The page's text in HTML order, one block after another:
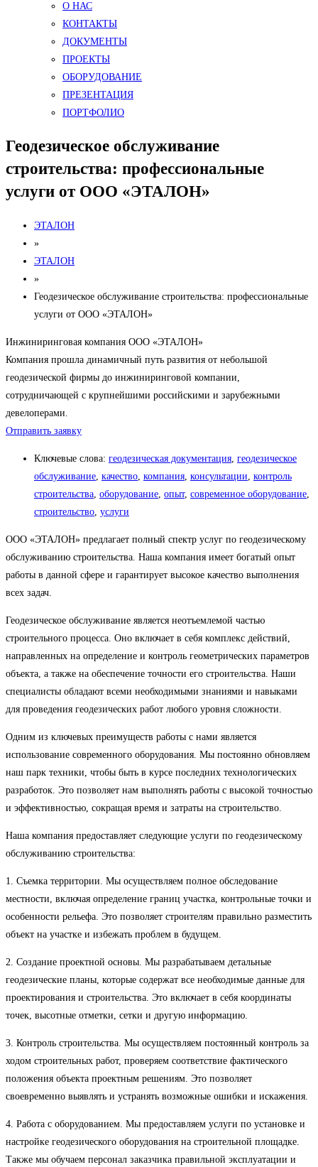
О НАС
КОНТАКТЫ
ДОКУМЕНТЫ
ПРОЕКТЫ
ОБОРУДОВАНИЕ
ПРЕЗЕНТАЦИЯ
ПОРТФОЛИО
Геодезическое обслуживание
строительства: профессиональные
услуги от ООО «ЭТАЛОН»
ЭТАЛОН
»
ЭТАЛОН
»
Геодезическое обслуживание строительства: профессиональные
услуги от ООО «ЭТАЛОН»
Инжиниринговая компания ООО «ЭТАЛОН»
Компания прошла динамичный путь развития от небольшой
геодезической фирмы до инжиниринговой компании,
сотрудничающей с крупнейшими российскими и зарубежными
девелоперами.
Отправить заявку
Ключевые слова: геодезическая документация, геодезическое
обслуживание, качество, компания, консультации, контроль
строительства, оборудование, опыт, современное оборудование,
строительство, услуги
ООО «ЭТАЛОН» предлагает полный спектр услуг по геодезическому
обслуживанию строительства. Наша компания имеет богатый опыт
работы в данной сфере и гарантирует высокое качество выполнения
всех задач.
Геодезическое обслуживание является неотъемлемой частью
строительного процесса. Оно включает в себя комплекс действий,
направленных на определение и контроль геометрических параметров
объекта, а также на обеспечение точности его строительства. Наши
специалисты обладают всеми необходимыми знаниями и навыками
для проведения геодезических работ любого уровня сложности.
Одним из ключевых преимуществ работы с нами является
использование современного оборудования. Мы постоянно обновляем
наш парк техники, чтобы быть в курсе последних технологических
разработок. Это позволяет нам выполнять работы с высокой точностью
и эффективностью, сокращая время и затраты на строительство.
Наша компания предоставляет следующие услуги по геодезическому
обслуживанию строительства:
1. Съемка территории. Мы осуществляем полное обследование
местности, включая определение границ участка, контрольные точки и
особенности рельефа. Это позволяет строителям правильно разместить
объект на участке и избежать проблем в будущем.
2. Создание проектной основы. Мы разрабатываем детальные
геодезические планы, которые содержат все необходимые данные для
проектирования и строительства. Это включает в себя координаты
точек, высотные отметки, сетки и другую информацию.
3. Контроль строительства. Мы осуществляем постоянный контроль за
ходом строительных работ, проверяем соответствие фактического
положения объекта проектным решениям. Это позволяет
своевременно выявлять и устранять возможные ошибки и искажения.
4. Работа с оборудованием. Мы предоставляем услуги по установке и
настройке геодезического оборудования на строительной площадке.
Также мы обучаем персонал заказчика правильной эксплуатации и